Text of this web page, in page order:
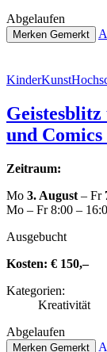
Abge­lau­fen
Merken Gemerkt
und
Zeitraum:
Mo 3. August – Fr
Mo – Fr 8:00 –
Aus­ge­bucht
Kosten: € 150,–
Kate­go­rien:
Krea­ti­vi­tät
Abge­lau­fen
Merken Gemerkt